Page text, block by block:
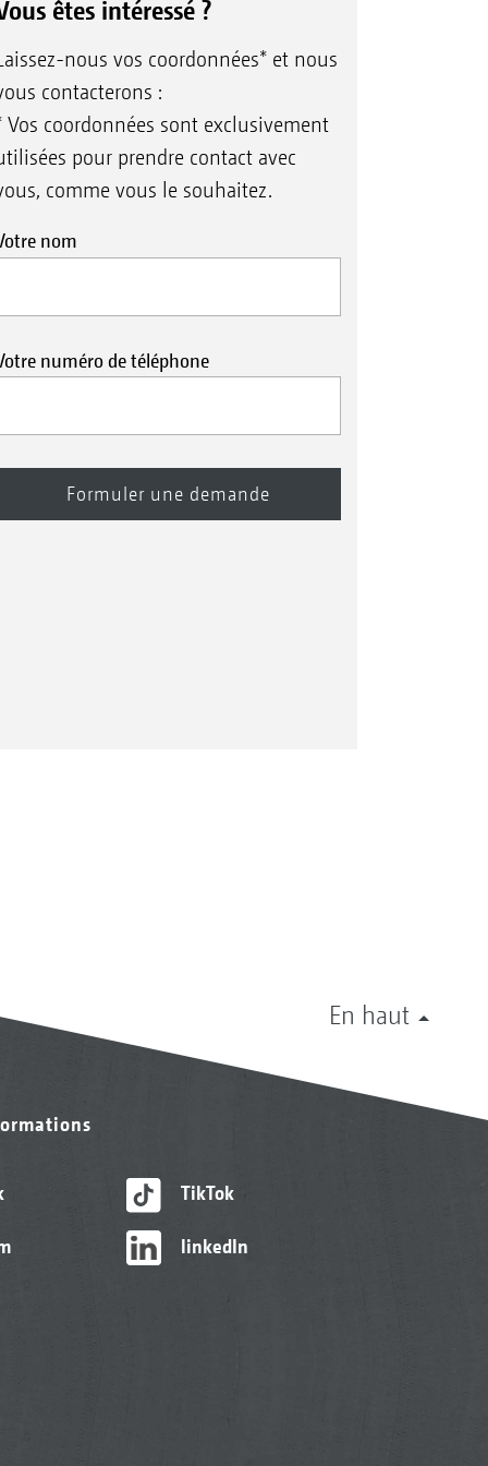
êtes intéressé ?
nous vos coordonnées* et nous
contacterons :
Vos coordonnées sont exclusivement
pour prendre contact avec
comme vous le souhaitez.
nom
numéro de téléphone
En haut
TikTok
linkedIn